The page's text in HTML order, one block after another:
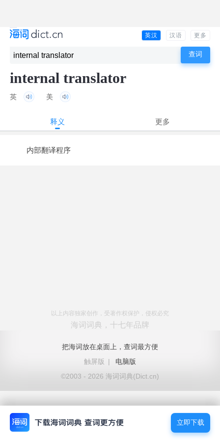
英汉 汉语 更多
internal translator
英 美
释义 更多
内部翻译程序
以上内容独家创作，受著作权保护，侵权必究
海词词典，十七年品牌
把海词放在桌面上，查词最方便
触屏版
|
电脑版
©2003 - 2026 海词词典(Dict.cn)
立即下载
立即下载